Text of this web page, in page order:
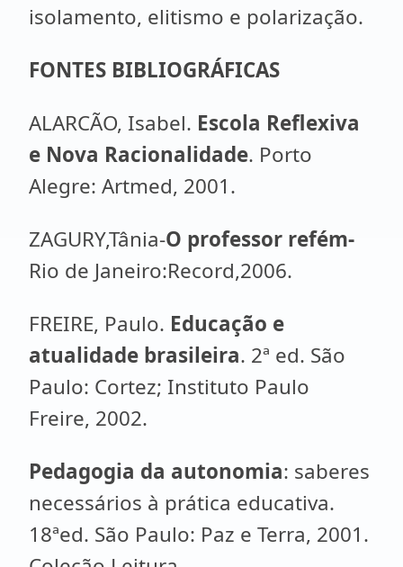
isolamento, elitismo e polarização.
FONTES BIBLIOGRÁFICAS
ALARCÃO, Isabel. Escola Reflexiva
e Nova Racionalidade. Porto
Alegre: Artmed, 2001.
ZAGURY,Tânia-O professor refém-
Rio de Janeiro:Record,2006.
FREIRE, Paulo. Educação e
atualidade brasileira. 2ª ed. São
Paulo: Cortez; Instituto Paulo
Freire, 2002.
Pedagogia da autonomia: saberes
necessários à prática educativa.
18ªed. São Paulo: Paz e Terra, 2001.